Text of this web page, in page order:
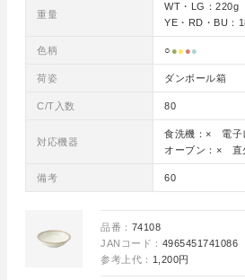
重量
WT・LG：220g
YE・RD・BU：
色柄 ○ ●● ●●
荷姿 ダンボール箱
C/T入数 80
対応機器
食洗機：× 電子
オーブン：× 直
備考 60
品番： 74108
JANコード： 4965451741086
参考上代： 1,200円